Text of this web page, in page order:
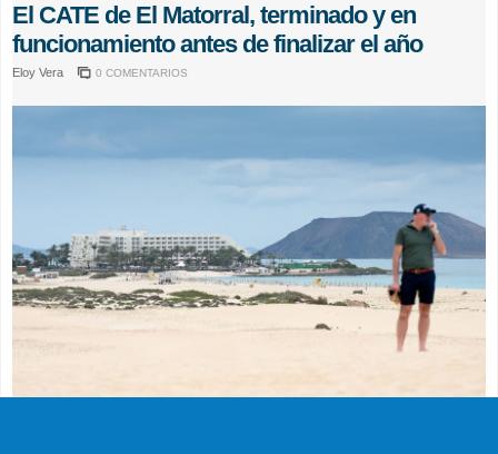
El CATE de El Matorral, terminado y en
funcionamiento antes de finalizar el año
Eloy Vera 0 COMENTARIOS